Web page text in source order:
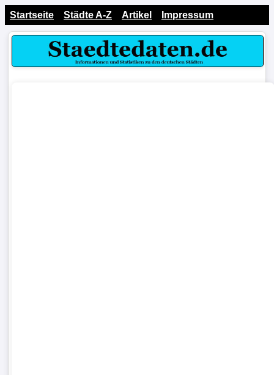
Startseite Städte A-Z Artikel Impressum